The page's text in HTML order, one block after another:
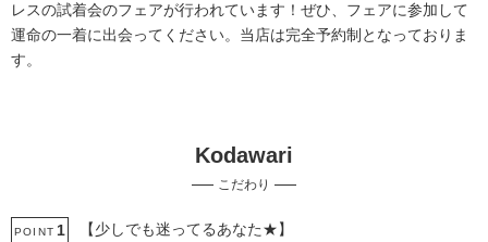
3万円以下のプラン
ウェルカムボードの作成
レスの試着会のフェアが行われています！ぜひ、フェアに参加して
運命の一着に出会ってください。当店は完全予約制となっておりま
す。
Kodawari
こだわり
POINT 1 【少しでも迷ってるあなた★】